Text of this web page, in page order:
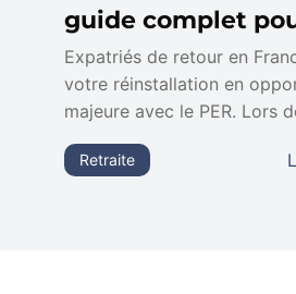
guide complet
optimiser votre
fiscale
Expatriés de retour en
votre réinstallation en
majeure avec le PER. Lors
Retraite